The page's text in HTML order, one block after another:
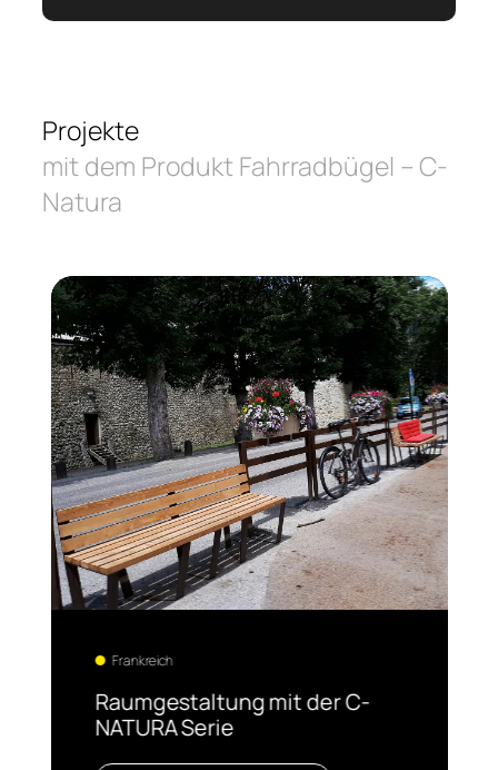
Projekte
mit dem Produkt Fahrradbügel – C-
Natura
Frankreich
Raumgestaltung mit der C-
NATURA Serie